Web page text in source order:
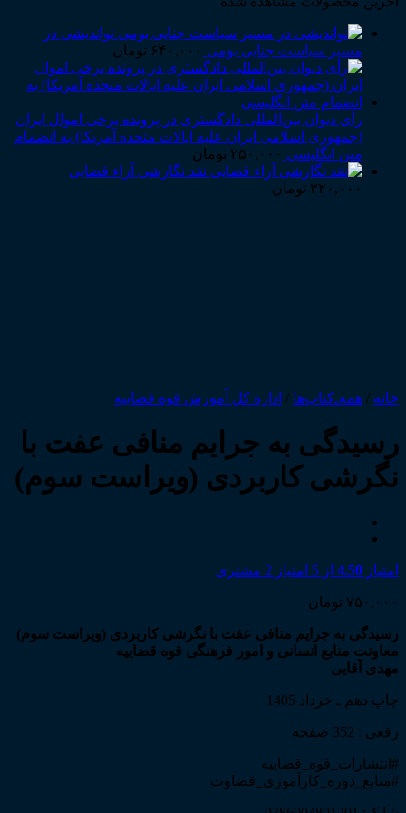
نواندیشی در
مسیر سیاست جنایی بومی ۶۴۰,۰۰۰ تومان
رأی دیوان بین‌المللی دادگستری در پرونده برخی اموال ایران
(جمهوری اسلامی ایران علیه ایالات متحده آمریکا) به انضمام
متن انگلیسی ۲۵۰,۰۰۰ تومان
نقد نگارشی آراء قضایی
۳۲۰,۰۰۰ تومان
خانه / همه‌ـ‌کتاب‌ها / اداره کل آموزش قوه قضاییه
رسیدگی به جرایم منافی عفت با
نگرشی کاربردی (ویراست سوم)
امتیاز 4.50 از 5 امتیاز 2 مشتری
۷۵۰,۰۰۰ تومان
رسیدگی به جرایم منافی عفت با نگرشی کاربردی (ویراست سوم)
معاونت منابع انسانی و امور فرهنگی قوه قضاییه
مهدی آقایی
چاپ دهم ـ خرداد 1405
رقعی : 352 صفحه
#انتشارات_قوه_قضاییه
#منابع_دوره_کارآموزی_قضاوت